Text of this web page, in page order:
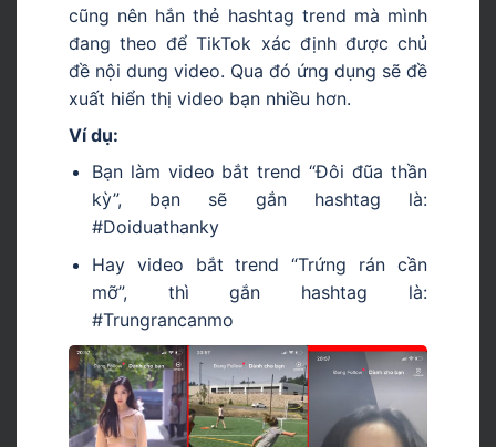
cũng nên hắn thẻ hashtag trend mà mình
đang theo để TikTok xác định được chủ
đề nội dung video. Qua đó ứng dụng sẽ đề
xuất hiển thị video bạn nhiều hơn.
Ví dụ:
Bạn làm video bắt trend “Đôi đũa thần
kỳ”, bạn sẽ gắn hashtag là:
#Doiduathanky
Hay video bắt trend “Trứng rán cần
mỡ”, thì gắn hashtag là:
#Trungrancanmo